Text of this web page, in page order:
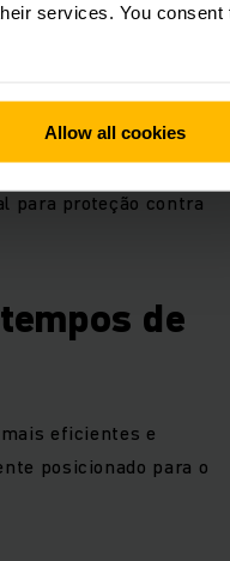
services. You consent
Allow all cookies
aproximadamente
No total, 20
para proteção contra
de
eficientes e
posicionado para o